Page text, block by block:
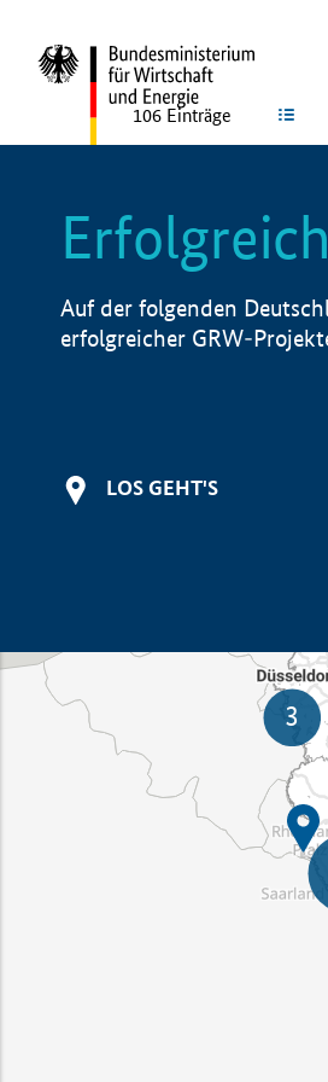
106 Einträge
Auf der folgenden
erfolgreicher GRW-
LOS GEHT'S